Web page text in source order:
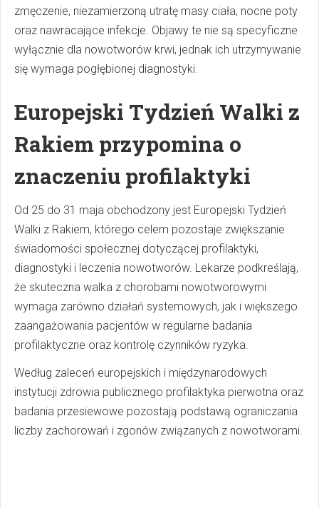
zmęczenie, niezamierzoną utratę masy ciała, nocne poty
oraz nawracające infekcje. Objawy te nie są specyficzne
wyłącznie dla nowotworów krwi, jednak ich utrzymywanie
się wymaga pogłębionej diagnostyki.
Europejski Tydzień Walki z
Rakiem przypomina o
znaczeniu profilaktyki
Od 25 do 31 maja obchodzony jest Europejski Tydzień
Walki z Rakiem, którego celem pozostaje zwiększanie
świadomości społecznej dotyczącej profilaktyki,
diagnostyki i leczenia nowotworów. Lekarze podkreślają,
że skuteczna walka z chorobami nowotworowymi
wymaga zarówno działań systemowych, jak i większego
zaangażowania pacjentów w regularne badania
profilaktyczne oraz kontrolę czynników ryzyka.
Według zaleceń europejskich i międzynarodowych
instytucji zdrowia publicznego profilaktyka pierwotna oraz
badania przesiewowe pozostają podstawą ograniczania
liczby zachorowań i zgonów związanych z nowotworami.